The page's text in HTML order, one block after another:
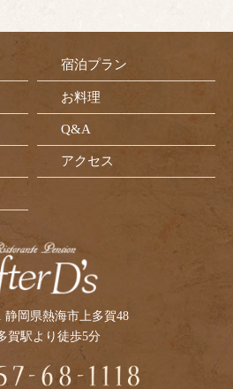
宿泊プラン
お料理
Q&A
アクセス
静岡県熱海市上多賀48
賀駅より徒歩5分